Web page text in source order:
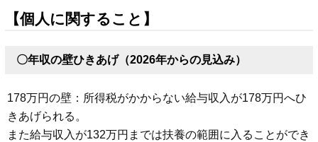
【個人に関すること】
〇年収の壁ひきあげ（2026年からの見込み）
178万円の壁：所得税がかからない給与収入が178万円へひ
きあげられる。
また給与収入が132万円までは扶養の範囲に入ることができ